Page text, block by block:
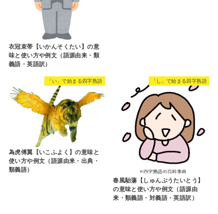
衣冠束帯【いかんそくたい】の意
味と使い方や例文（語源由来・類
義語・英語訳）
「い」で始まる四字熟語
為虎傅翼【いこふよく】の意味と
使い方や例文（語源由来・出典・
類義語）
「し」で始まる四字熟語
春風駘蕩【しゅんぷうたいとう】
の意味と使い方や例文（語源由
来・類義語・対義語・英語訳）